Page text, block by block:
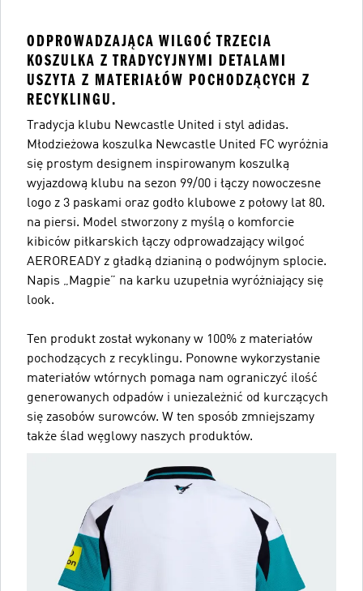
ODPROWADZAJĄCA WILGOĆ TRZECIA
KOSZULKA Z TRADYCYJNYMI DETALAMI
USZYTA Z MATERIAŁÓW POCHODZĄCYCH Z
RECYKLINGU.
Tradycja klubu Newcastle United i styl adidas.
Młodzieżowa koszulka Newcastle United FC wyróżnia
się prostym designem inspirowanym koszulką
wyjazdową klubu na sezon 99/00 i łączy nowoczesne
logo z 3 paskami oraz godło klubowe z połowy lat 80.
na piersi. Model stworzony z myślą o komforcie
kibiców piłkarskich łączy odprowadzający wilgoć
AEROREADY z gładką dzianiną o podwójnym splocie.
Napis „Magpie” na karku uzupełnia wyróżniający się
look.
Ten produkt został wykonany w 100% z materiałów
pochodzących z recyklingu. Ponowne wykorzystanie
materiałów wtórnych pomaga nam ograniczyć ilość
generowanych odpadów i uniezależnić od kurczących
się zasobów surowców. W ten sposób zmniejszamy
także ślad węglowy naszych produktów.